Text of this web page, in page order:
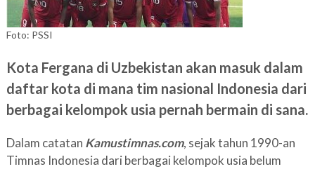
Foto: PSSI
Kota Fergana di Uzbekistan akan masuk dalam
daftar kota di mana tim nasional Indonesia dari
berbagai kelompok usia pernah bermain di sana.
Dalam catatan Kamustimnas.com, sejak tahun 1990-an
Timnas Indonesia dari berbagai kelompok usia belum